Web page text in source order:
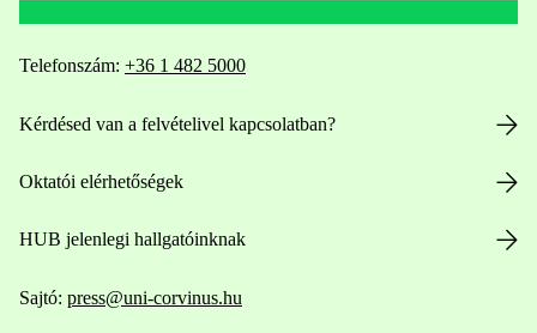
Telefonszám: +36 1 482 5000
Kérdésed van a felvételivel kapcsolatban?
Oktatói elérhetőségek
HUB jelenlegi hallgatóinknak
Sajtó: press@uni-corvinus.hu